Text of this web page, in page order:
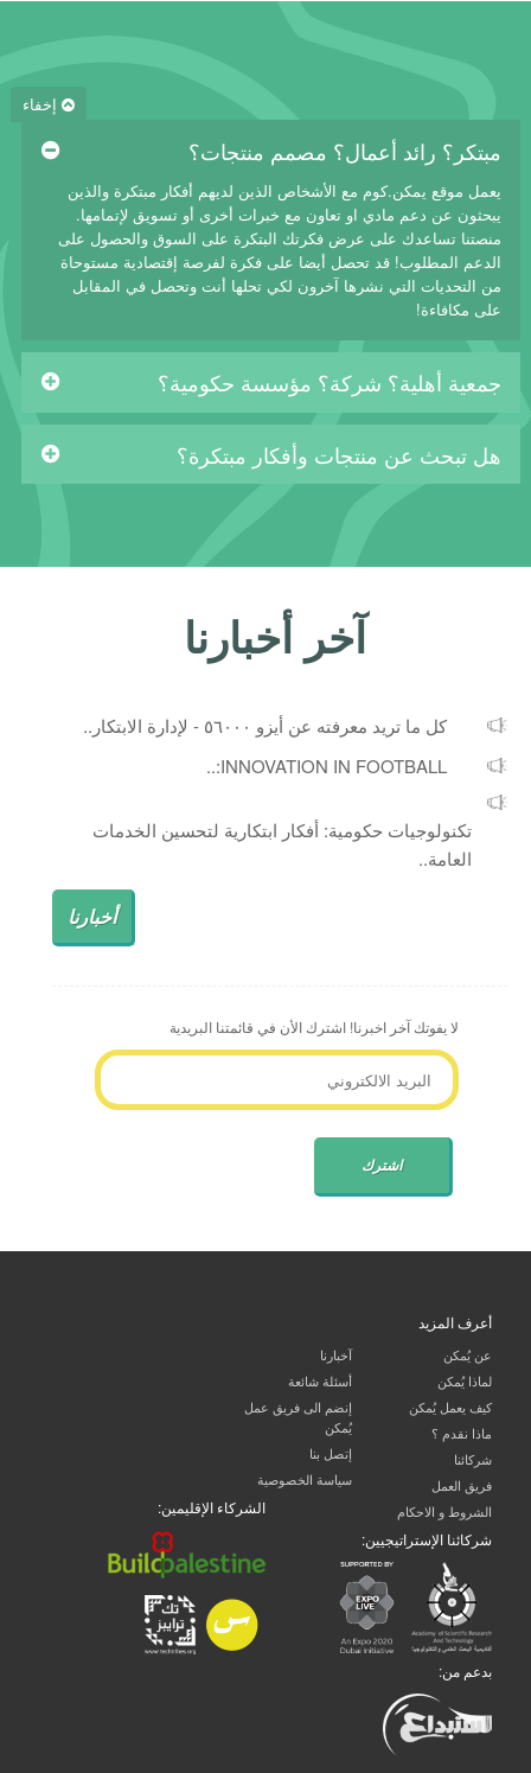
إخفاء
مبتكر؟ رائد أعمال؟ مصمم منتجات؟
يعمل موقع يمكن.كوم مع الأشخاص الذين لديهم أفكار مبتكرة والذين
يبحثون عن دعم مادي او تعاون مع خبرات أخرى أو تسويق لإتمامها.
منصتنا تساعدك على عرض فكرتك البتكرة على السوق والحصول على
الدعم المطلوب! قد تحصل أيضا على فكرة لفرصة إقتصادية مستوحاة
من التحديات التي نشرها آخرون لكي تحلها أنت وتحصل في المقابل
على مكافاءة!
جمعية أهلية؟ شركة؟ مؤسسة حكومية؟
هل تبحث عن منتجات وأفكار مبتكرة؟
آخر أخبارنا
كل ما تريد معرفته عن أيزو ٥٦٠٠٠ - لإدارة الابتكار..
INNOVATION IN FOOTBALL:..
تكنولوجيات حكومية: أفكار ابتكارية لتحسين الخدمات
العامة..
أخبارنا
لا يفوتك آخر اخبرنا! اشترك الأن في قائمتنا البريدية
أعرف المزيد
عن يُمكن
لماذا يُمكن
كيف يعمل يُمكن
ماذا نقدم ؟
شركائنا
فريق العمل
الشروط و الاحكام
آخبارنا
أسئلة شائعة
إنضم الى فريق عمل
يُمكن
إتصل بنا
سياسة الخصوصية
الشركاء الإقليمين:
شركائنا الإستراتيجيين:
بدعم من: